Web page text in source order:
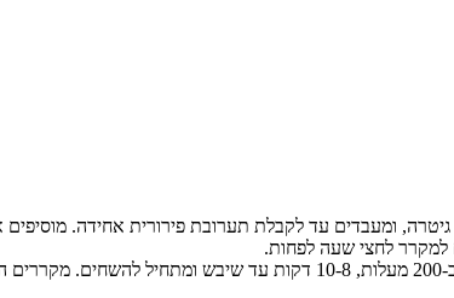
ומעבדים עד לקבלת תערובת פירורית אחידה.
למקרר לחצי שעה לפחות.